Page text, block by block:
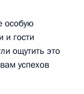
особую
и гости
ощутить это
успехов